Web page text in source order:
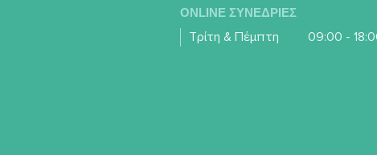
ONLINE ΣΥΝΕΔΡΙΕΣ
Τρίτη & Πέμπτη 09:00 -